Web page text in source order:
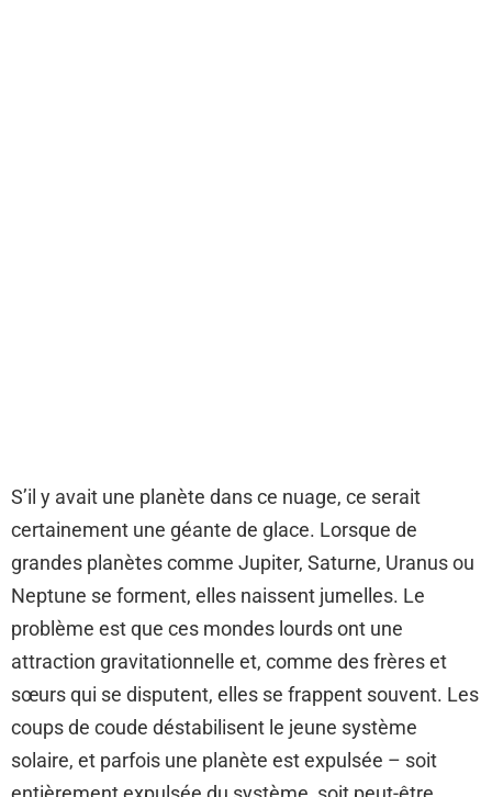
S’il y avait une planète dans ce nuage, ce serait
certainement une géante de glace. Lorsque de
grandes planètes comme Jupiter, Saturne, Uranus ou
Neptune se forment, elles naissent jumelles. Le
problème est que ces mondes lourds ont une
attraction gravitationnelle et, comme des frères et
sœurs qui se disputent, elles se frappent souvent. Les
coups de coude déstabilisent le jeune système
solaire, et parfois une planète est expulsée – soit